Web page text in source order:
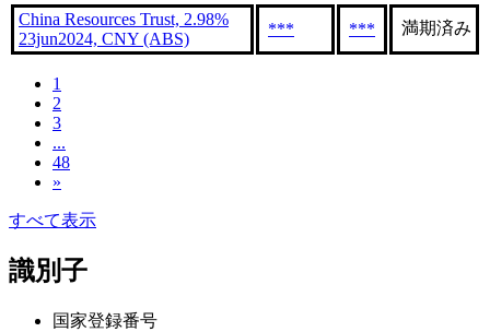
China Resources Trust, 2.98%
23jun2024, CNY (ABS)
*** *** 満期済み
1
2
3
...
48
»
すべて表示
識別子
国家登録番号